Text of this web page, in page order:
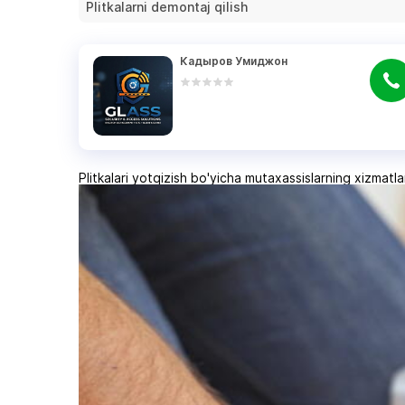
Plitkalarni demontaj qilish
Кадыров Умиджон
Plitkalari yotqizish bo'yicha mutaxassislarning